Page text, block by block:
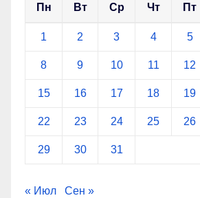
Пн Вт Ср Чт Пт
1 2 3 4 5
8 9 10 11 12
15 16 17 18 19
22 23 24 25 26
29 30 31
« Июл Сен »